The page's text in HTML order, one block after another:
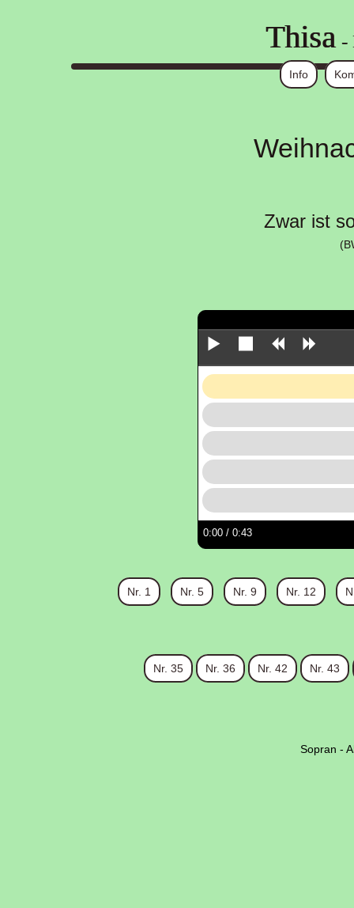
Thisa -
Info
Zwar ist
0:00 / 0:43
Nr. 1 Nr. 5 Nr. 9 Nr. 12
Nr. 35 Nr. 36 Nr. 42 Nr. 43
Sopran -